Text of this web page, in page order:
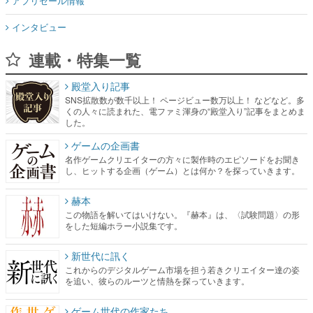
インタビュー
連載・特集一覧
殿堂入り記事
SNS拡散数が数千以上！ ページビュー数万以上！ などなど。多
くの人々に読まれた、電ファミ渾身の“殿堂入り”記事をまとめま
した。
ゲームの企画書
名作ゲームクリエイターの方々に製作時のエピソードをお聞き
し、ヒットする企画（ゲーム）とは何か？を探っていきます。
赫本
この物語を解いてはいけない。『赫本』は、〈試験問題〉の形
をした短編ホラー小説集です。
新世代に訊く
これからのデジタルゲーム市場を担う若きクリエイター達の姿
を追い、彼らのルーツと情熱を探っていきます。